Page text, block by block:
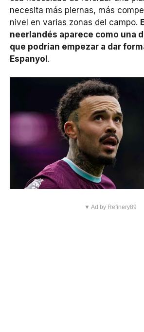
necesita más piernas, más
nivel en varias zonas del campo.
neerlandés aparece como una
que podrían empezar a dar
Espanyol.
▼ Ad by Refinery89